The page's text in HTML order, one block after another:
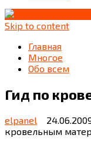
Skip to content
Главная
Многое
Обо всем
Гид по
elpanel
кровельным